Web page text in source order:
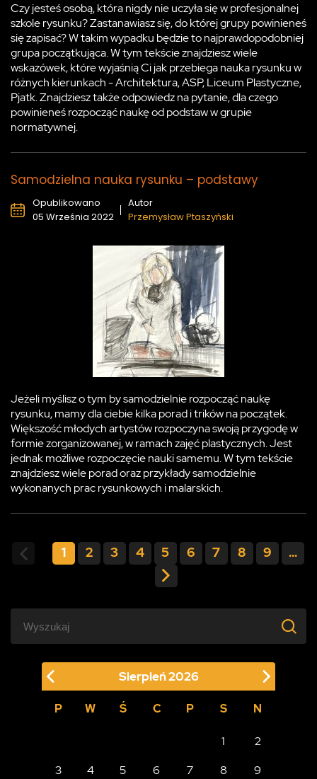
Czy jesteś osobą, która nigdy nie uczyła się w profesjonalnej
szkole rysunku? Zastanawiasz się, do której grupy powinieneś
się zapisać? W takim wypadku będzie to najprawdopodobniej
grupa początkująca. W tym tekście znajdziesz wiele
wskazówek, które wyjaśnią Ci jak przebiega nauka rysunku w
różnych kierunkach - Architektura, ASP, Liceum Plastyczne,
Pjatk. Znajdziesz także odpowiedz na pytanie, dla czego
powinieneś rozpocząć naukę od podstaw w grupie
normatywnej.
Samodzielna nauka rysunku – podstawy
Opublikowano
05 Września 2022
Autor
Przemysław Ptaszyński
Jeżeli myślisz o tym by samodzielnie rozpocząć naukę
rysunku, mamy dla ciebie kilka porad i trików na początek.
Większość młodych artystów rozpoczyna swoją przygodę w
formie zorganizowanej, w ramach zajęć plastycznych. Jest
jednak możliwe rozpoczęcie nauki samemu. W tym tekście
znajdziesz wiele porad oraz przykłady samodzielnie
wykonanych prac rysunkowych i malarskich.
1 2 3 4 5 6 7 8 9 ...
Sierpień2026
P W Ś C P S N
1
2
3
4 5 6 7 8
9